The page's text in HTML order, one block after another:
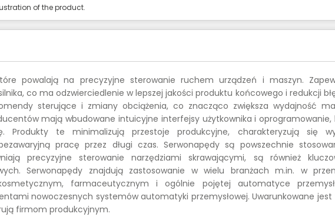
of the product.
powalają na precyzyjne sterowanie ruchem urządzeń i maszyn.
co ma odzwierciedlenie w lepszej jakości produktu końcowego i redukcji
sterujące i zmiany obciążenia, co znacząco zwiększa wydajność
mają wbudowane intuicyjne interfejsy użytkownika i oprogramowanie,
Produkty te minimalizują przestoje produkcyjne, charakteryzują się
pracę przez długi czas. Serwonapędy są powszechnie
precyzyjne sterowanie narzędziami skrawającymi, są również
Serwonapędy znajdują zastosowanie w wielu branżach m.in. w
farmaceutycznym i ogólnie pojętej automatyce
nowoczesnych systemów automatyki przemysłowej. Uwarunkowane jest
firmom produkcyjnym.